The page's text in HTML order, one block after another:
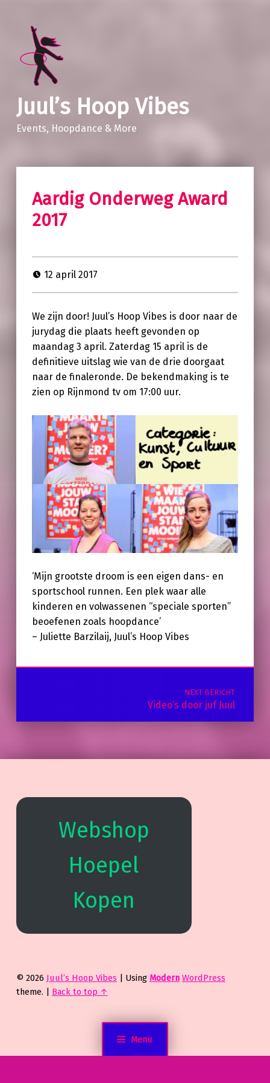
Menu
Juul’s Hoop Vibes
Events, Hoopdance & More
Aardig Onderweg Award
2017
12 april 2017
We zijn door! Juul’s Hoop Vibes is door naar de
jurydag die plaats heeft gevonden op
maandag 3 april. Zaterdag 15 april is de
definitieve uitslag wie van de drie doorgaat
naar de finaleronde. De bekendmaking is te
zien op Rijnmond tv om 17:00 uur.
‘Mijn grootste droom is een eigen dans- en
sportschool runnen. Een plek waar alle
kinderen en volwassenen “speciale sporten”
beoefenen zoals hoopdance’
– Juliette Barzilaij, Juul’s Hoop Vibes
Post navigation
NEXT BERICHT
Video’s door juf Juul
Webshop
Hoepel
Kopen
© 2026 Juul’s Hoop Vibes | Using Modern WordPress
theme. | Back to top ↑